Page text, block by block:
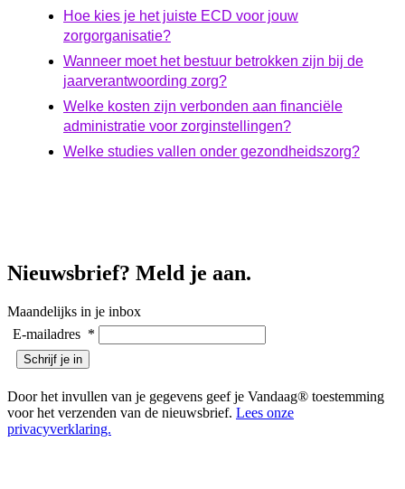
Hoe kies je het juiste ECD voor jouw
zorgorganisatie?
Wanneer moet het bestuur betrokken zijn bij de
jaarverantwoording zorg?
Welke kosten zijn verbonden aan financiële
administratie voor zorginstellingen?
Welke studies vallen onder gezondheidszorg?
Nieuwsbrief? Meld je aan.
Maandelijks in je inbox
E-mailadres *
Door het invullen van je gegevens geef je Vandaag® toestemming
voor het verzenden van de nieuwsbrief. Lees onze
privacyverklaring.